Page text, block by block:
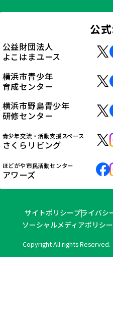
公
公益財団法人
よこはまユース
横浜市青少年
育成センター
横浜市野島青少年
研修センター
青少年交流・活動支援スペース
さくらリビング
ほどがや市民活動センター
アワーズ
サイトポリシープライバシ
ソーシャルメディアポリシー
Copyright All rights